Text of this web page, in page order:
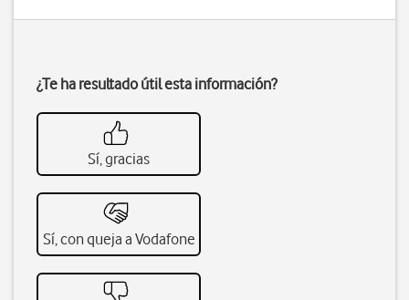
¿Te ha resultado útil esta información?
Sí, gracias
Sí, con queja a Vodafone